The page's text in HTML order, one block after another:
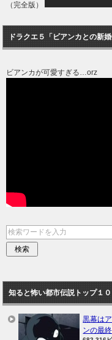
（完全版）
ドラクエ５「ビアンカとの新婚
ビアンカが可愛すぎる…orz
知ると怖い都市伝説トップ１０
黒幕は
ンの最終